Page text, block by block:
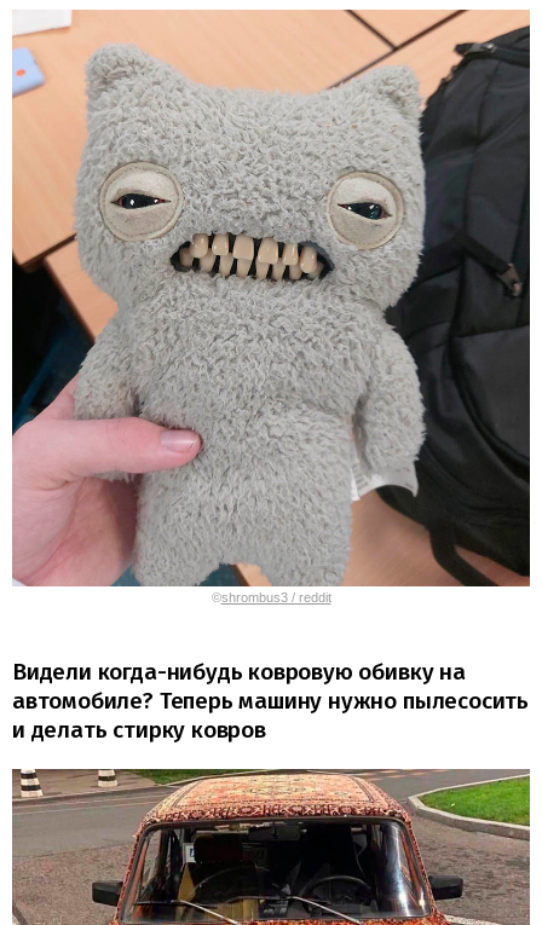
©shrombus3 / reddit
Видели когда-нибудь ковровую обивку на
автомобиле? Теперь машину нужно пылесосить
и делать стирку ковров